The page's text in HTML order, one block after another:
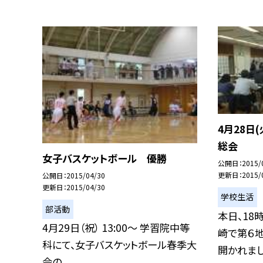
女子バスケットボール 優勝
公開日 2015/04/30
更新日 2015/04/30
部活動
4月29日（祝） 13:00〜 学習院中等
科にて、女子バスケットボール春季大
4月28日(
総会
公開日
更新日
学校生活
本日、18
崎で第６
開かれま